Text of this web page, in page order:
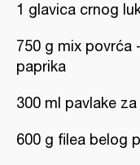
1 glavica crnog
750 g mix povrća
paprika
300 ml pavlake
600 g filea belog